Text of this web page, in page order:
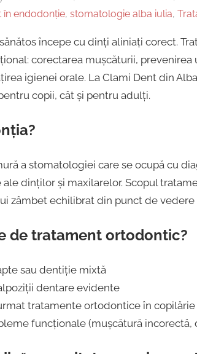
endodonție, stomatologie alba iulia,
începe cu dinți aliniați corect.
corectarea mușcăturii,
igienei orale. La Clami Dent din
copii, cât și pentru adulți.
a stomatologiei care se ocupă cu
dinților și maxilarelor. Scopul
zâmbet echilibrat din punct de
de tratament ortodontic?
sau dentiție mixtă
dentare evidente
tratamente ortodontice în copilărie
funcționale (mușcătură